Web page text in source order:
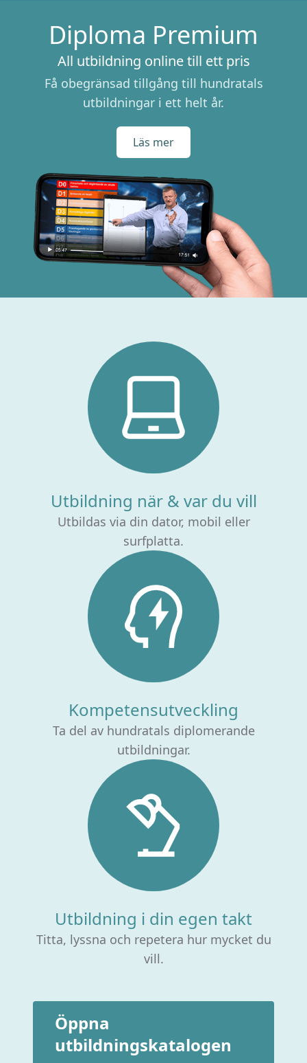
Diploma Premium
All utbildning online till ett pris
Få obegränsad tillgång till hundratals
utbildningar i ett helt år.
Läs mer
Utbildning när & var du vill
Utbildas via din dator, mobil eller
surfplatta.
Kompetensutveckling
Ta del av hundratals diplomerande
utbildningar.
Utbildning i din egen takt
Titta, lyssna och repetera hur mycket du
vill.
Öppna
utbildningskatalogen